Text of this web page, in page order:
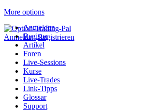
More options
Anmelden Registrieren
Anmelden
Register
Artikel
Foren
Live-Sessions
Kurse
Live-Trades
Link-Tipps
Glossar
Support